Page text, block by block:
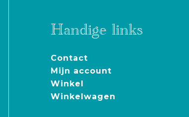
Handige links
Contact
Mijn account
Winkel
Winkelwagen